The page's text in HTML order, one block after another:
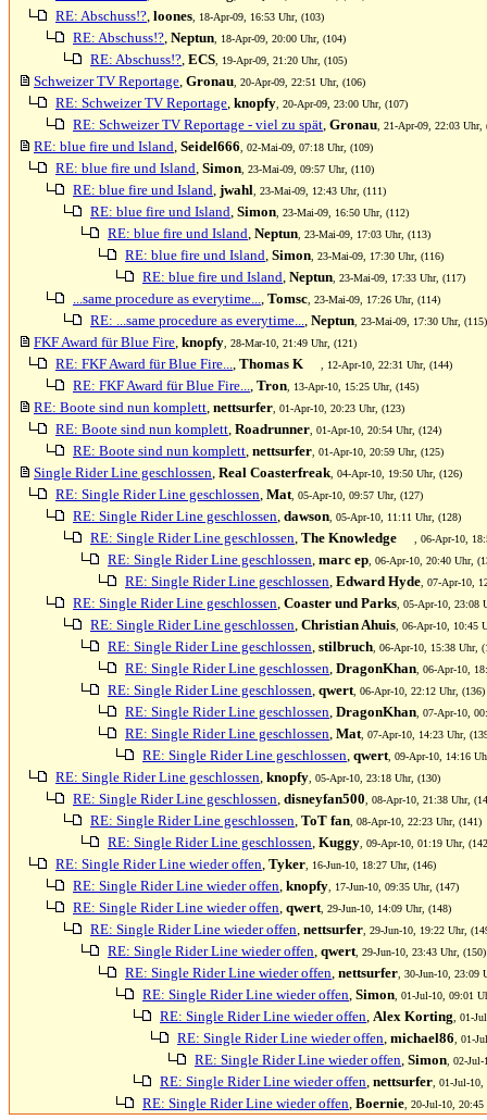
RE: Abschuss!?, loones , 18-Apr-09, 16:53 Uhr, (103)
RE: Abschuss!?, Neptun , 18-Apr-09, 20:00 Uhr, (104)
RE: Abschuss!?, ECS , 19-Apr-09, 21:20 Uhr, (105)
Schweizer TV Reportage, Gronau , 20-Apr-09, 22:51 Uhr, (106)
RE: Schweizer TV Reportage, knopfy , 20-Apr-09, 23:00 Uhr, (107)
RE: Schweizer TV Reportage - viel zu spät, Gronau , 21-Apr-09, 22:03 Uhr,
RE: blue fire und Island, Seidel666 , 02-Mai-09, 07:18 Uhr, (109)
RE: blue fire und Island, Simon , 23-Mai-09, 09:57 Uhr, (110)
RE: blue fire und Island, jwahl , 23-Mai-09, 12:43 Uhr, (111)
RE: blue fire und Island, Simon , 23-Mai-09, 16:50 Uhr, (112)
RE: blue fire und Island, Neptun , 23-Mai-09, 17:03 Uhr, (113)
RE: blue fire und Island, Simon , 23-Mai-09, 17:30 Uhr, (116)
RE: blue fire und Island, Neptun , 23-Mai-09, 17:33 Uhr, (117)
...same procedure as everytime..., Tomsc , 23-Mai-09, 17:26 Uhr, (114)
RE: ...same procedure as everytime..., Neptun , 23-Mai-09, 17:30 Uhr, (115)
FKF Award für Blue Fire, knopfy , 28-Mar-10, 21:49 Uhr, (121)
RE: FKF Award für Blue Fire..., Thomas K , 12-Apr-10, 22:31 Uhr, (144)
RE: FKF Award für Blue Fire..., Tron , 13-Apr-10, 15:25 Uhr, (145)
RE: Boote sind nun komplett, nettsurfer , 01-Apr-10, 20:23 Uhr, (123)
RE: Boote sind nun komplett, Roadrunner , 01-Apr-10, 20:54 Uhr, (124)
RE: Boote sind nun komplett, nettsurfer , 01-Apr-10, 20:59 Uhr, (125)
Single Rider Line geschlossen, Real Coasterfreak , 04-Apr-10, 19:50 Uhr, (126)
RE: Single Rider Line geschlossen, Mat , 05-Apr-10, 09:57 Uhr, (127)
RE: Single Rider Line geschlossen, dawson , 05-Apr-10, 11:11 Uhr, (128)
RE: Single Rider Line geschlossen, The Knowledge , 06-Apr-10,
RE: Single Rider Line geschlossen, marc ep , 06-Apr-10, 20:40 Uhr,
RE: Single Rider Line geschlossen, Edward Hyde , 07-Apr-10,
RE: Single Rider Line geschlossen, Coaster und Parks , 05-Apr-10, 23:08
RE: Single Rider Line geschlossen, Christian Ahuis , 06-Apr-10, 10:45
RE: Single Rider Line geschlossen, stilbruch , 06-Apr-10, 15:38 Uhr,
RE: Single Rider Line geschlossen, DragonKhan , 06-Apr-10,
RE: Single Rider Line geschlossen, qwert , 06-Apr-10, 22:12 Uhr, (136)
RE: Single Rider Line geschlossen, DragonKhan , 07-Apr-10,
RE: Single Rider Line geschlossen, Mat , 07-Apr-10, 14:23 Uhr,
RE: Single Rider Line geschlossen, qwert , 09-Apr-10, 14:16
RE: Single Rider Line geschlossen, knopfy , 05-Apr-10, 23:18 Uhr, (130)
RE: Single Rider Line geschlossen, disneyfan500 , 08-Apr-10, 21:38 Uhr,
RE: Single Rider Line geschlossen, ToT fan , 08-Apr-10, 22:23 Uhr, (141)
RE: Single Rider Line geschlossen, Kuggy , 09-Apr-10, 01:19 Uhr,
RE: Single Rider Line wieder offen, Tyker , 16-Jun-10, 18:27 Uhr, (146)
RE: Single Rider Line wieder offen, knopfy , 17-Jun-10, 09:35 Uhr, (147)
RE: Single Rider Line wieder offen, qwert , 29-Jun-10, 14:09 Uhr, (148)
RE: Single Rider Line wieder offen, nettsurfer , 29-Jun-10, 19:22 Uhr,
RE: Single Rider Line wieder offen, qwert , 29-Jun-10, 23:43 Uhr, (150)
RE: Single Rider Line wieder offen, nettsurfer , 30-Jun-10, 23:09
RE: Single Rider Line wieder offen, Simon , 01-Jul-10, 09:01
RE: Single Rider Line wieder offen, Alex Korting , 01-
RE: Single Rider Line wieder offen, michael86 , 01-
RE: Single Rider Line wieder offen, Simon , 02-
RE: Single Rider Line wieder offen, nettsurfer , 01-Jul-
RE: Single Rider Line wieder offen, Boernie , 20-Jul-10,